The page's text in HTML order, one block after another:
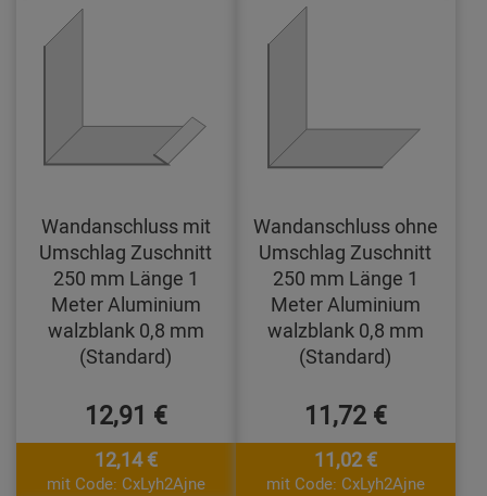
Wandanschluss mit
Umschlag Zuschnitt
250 mm Länge 1
Meter Aluminium
walzblank 0,8 mm
(Standard)
12,91 €
12,14 €
mit Code: CxLyh2Ajne
Wandanschluss ohne
Umschlag Zuschnitt
250 mm Länge 1
Meter Aluminium
walzblank 0,8 mm
(Standard)
11,72 €
11,02 €
mit Code: CxLyh2Ajne